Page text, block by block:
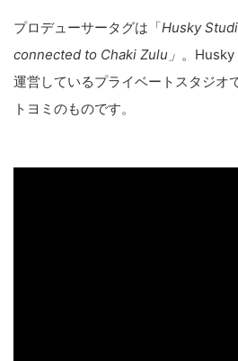
プロデューサータグは「Husky
connected to Chaki Zulu」 。
運営しているプライベートスタジオ
トヨミのものです。